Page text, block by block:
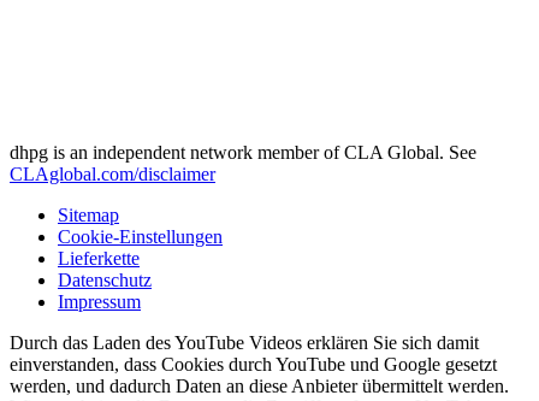
dhpg is an independent network member of CLA Global. See
CLAglobal.com/disclaimer
Sitemap
Cookie-Einstellungen
Lieferkette
Datenschutz
Impressum
Durch das Laden des YouTube Videos erklären Sie sich damit
einverstanden, dass Cookies durch YouTube und Google gesetzt
werden, und dadurch Daten an diese Anbieter übermittelt werden.